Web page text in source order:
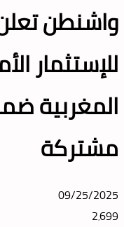
واشنطن
للإستثمار
المغربية
مشتركة
09/25/2025
2٬699